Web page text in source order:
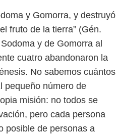
y Gomorra, y destruyó
fruto de la tierra” (Gén.
y de Gomorra al
cuatro abandonaron la
No sabemos cuántos
pequeño número de
misión: no todos se
pero cada persona
posible de personas a